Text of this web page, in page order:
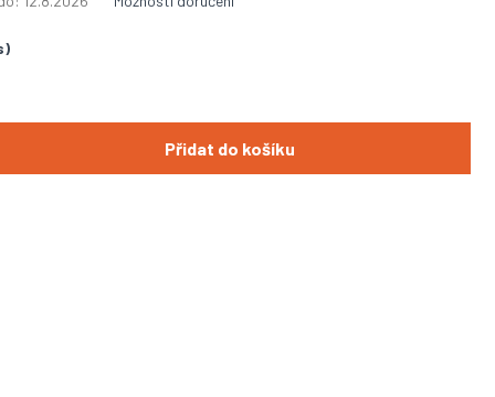
Přidat do košíku